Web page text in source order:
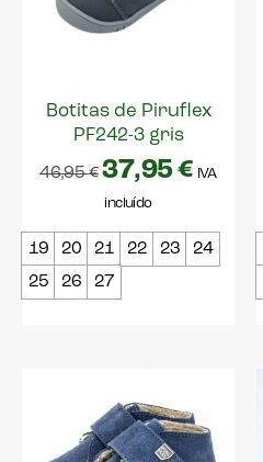
Botitas de Piruflex
PF242-3 gris
46,95€ 37,95€ IVA
incluído
19 20 21 22 23
24
25
26 27